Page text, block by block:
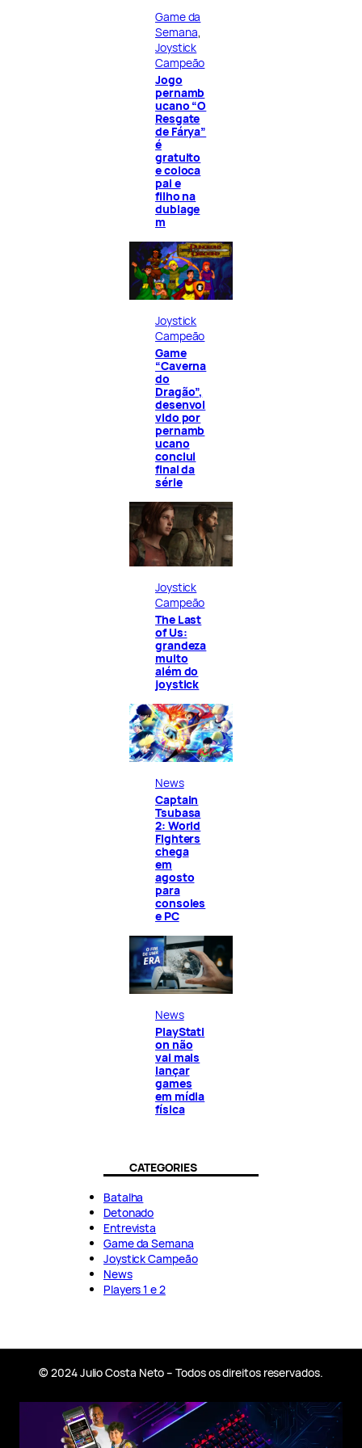
Game da
Semana
Joystick
Campeão
Jogo
pernamb
ucano “O
Resgate
de Fárya”
é
gratuito
e coloca
pai e
filho na
dublage
m
Joystick
Campeão
Game
“Caverna
do
Dragão”,
desenvol
vido por
pernamb
ucano
conclui
final da
série
Joystick
Campeão
The Last
of Us:
grandeza
muito
além do
joystick
News
Captain
Tsubasa
2: World
Fighters
chega
em
agosto
para
consoles
e PC
News
PlayStati
on não
vai mais
lançar
games
em mídia
física
CATEGORIES
Batalha
Detonado
Entrevista
Game da Semana
Joystick Campeão
News
Players 1 e 2
© 2024 Julio Costa Neto – Todos os direitos reservados.